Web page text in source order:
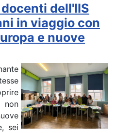
dell'IIS
in viaggio con
e nuove
non
sei